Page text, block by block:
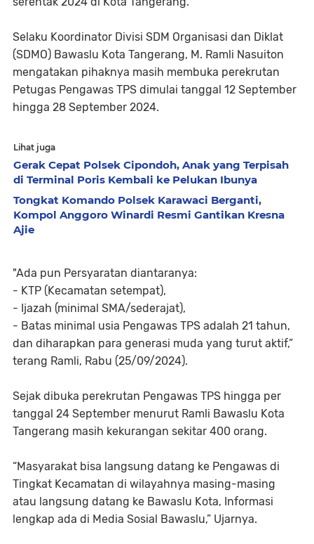
Selaku Koordinator Divisi SDM Organisasi dan Diklat
(SDMO) Bawaslu Kota Tangerang, M. Ramli Nasuiton
mengatakan pihaknya masih membuka perekrutan
Petugas Pengawas TPS dimulai tanggal 12 September
hingga 28 September 2024.
Lihat juga
Gerak Cepat Polsek Cipondoh, Anak yang Terpisah
di Terminal Poris Kembali ke Pelukan Ibunya
Tongkat Komando Polsek Karawaci Berganti,
Kompol Anggoro Winardi Resmi Gantikan Kresna
Ajie
"Ada pun Persyaratan diantaranya:
- KTP (Kecamatan setempat),
- Ijazah (minimal SMA/sederajat),
- Batas minimal usia Pengawas TPS adalah 21 tahun,
dan diharapkan para generasi muda yang turut aktif,”
terang Ramli, Rabu (25/09/2024).
Sejak dibuka perekrutan Pengawas TPS hingga per
tanggal 24 September menurut Ramli Bawaslu Kota
Tangerang masih kekurangan sekitar 400 orang.
“Masyarakat bisa langsung datang ke Pengawas di
Tingkat Kecamatan di wilayahnya masing-masing
atau langsung datang ke Bawaslu Kota, Informasi
lengkap ada di Media Sosial Bawaslu,” Ujarnya.